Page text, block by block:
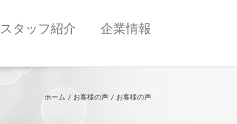
スタッフ紹介 企業情報
ホーム お客様の声 お客様の声